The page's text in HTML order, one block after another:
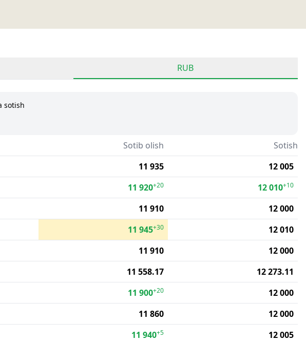
RUB
sotish
Sotib olish
Sotish
11 935
12 005
11 920+20 12 010+10
11 910
12 000
11 945+30
12 010
11 910
12 000
11 558.17
12 273.11
11 900+20
12 000
11 860
12 000
11 940+5
12 005